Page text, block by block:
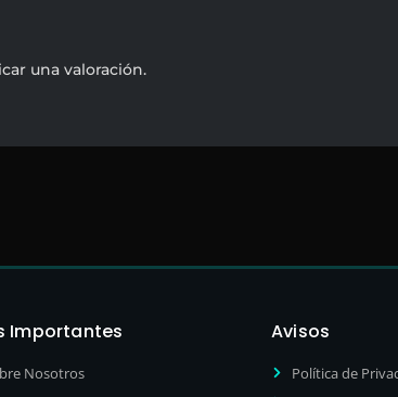
una valoración.
Importantes
Nosotros
Avisos
Política de